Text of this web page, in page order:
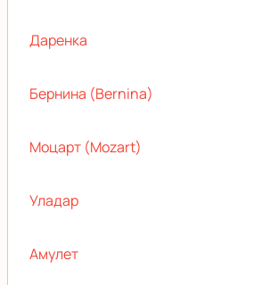
Даренка
Бернина (Bernina)
Моцарт (Mozart)
Уладар
Амулет